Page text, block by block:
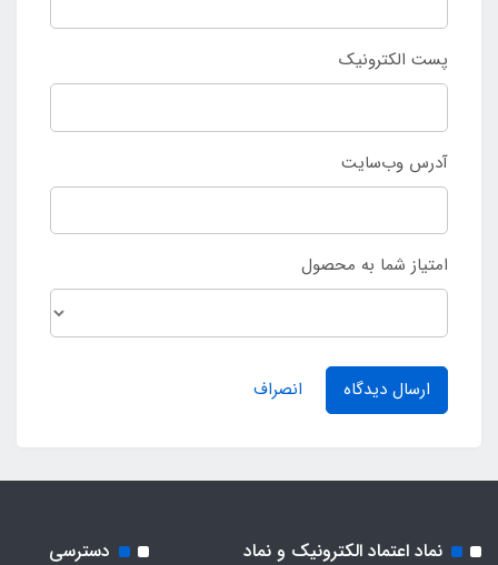
پست الکترونیک
آدرس وب‌سایت
امتیاز شما به محصول
ارسال دیدگاه انصراف
نماد اعتماد الکترونیک و نماد
دسترسی